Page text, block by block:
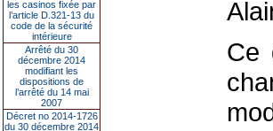
les casinos fixée par
l’article D.321-13 du
code de la sécurité
intérieure
Arrêté du 30
décembre 2014
modifiant les
dispositions de
l’arrêté du 14 mai
2007
Décret no 2014-1726
du 30 décembre 2014
Ce